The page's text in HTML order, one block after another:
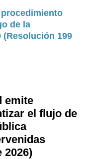
de la
(Resolución 199
emite
el flujo de
2026)